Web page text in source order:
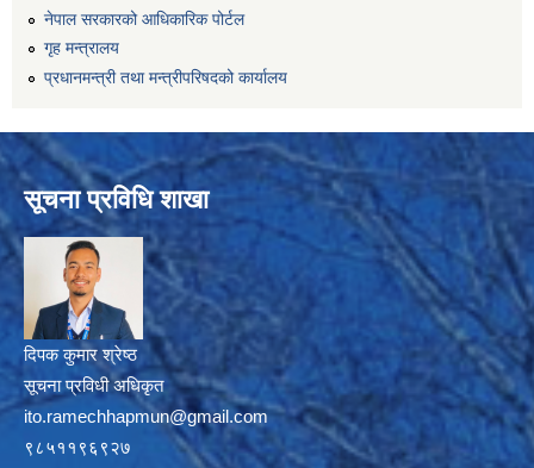
नेपाल सरकारको आधिकारिक पोर्टल
गृह मन्त्रालय
प्रधानमन्त्री तथा मन्त्रीपरिषदको कार्यालय
सूचना प्रविधि शाखा
दिपक कुमार श्रेष्ठ
सूचना प्रविधी अधिकृत
ito.ramechhapmun@gmail.com
९८५११९६९२७